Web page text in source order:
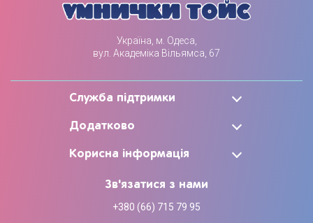
Україна, м. Одеса,
вул. Академіка Вільямса, 67
Служба підтримки
Додатково
Корисна інформація
Зв'язатися з нами
+380 (66) 715 79 95